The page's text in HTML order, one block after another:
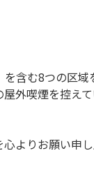
含む8つの区域
外喫煙を控え
よりお願い申